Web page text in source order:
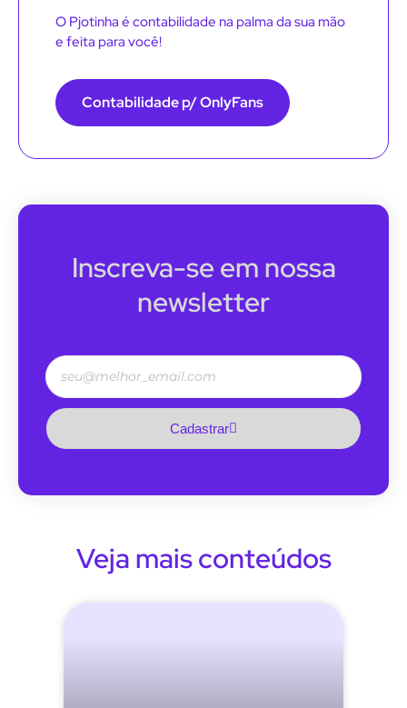
O Pjotinha é contabilidade na palma da sua mão
e feita para você!
Contabilidade p/ OnlyFans
Inscreva-se em nossa
newsletter
Cadastrar
Veja mais conteúdos